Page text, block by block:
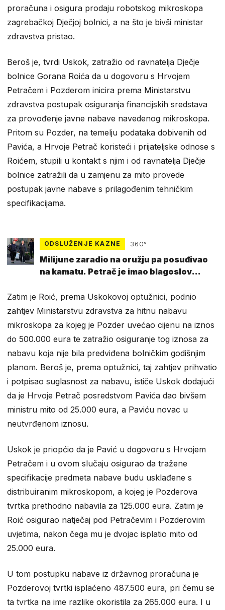
proračuna i osigura prodaju robotskog mikroskopa
zagrebačkoj Dječjoj bolnici, a na što je bivši ministar
zdravstva pristao.
Beroš je, tvrdi Uskok, zatražio od ravnatelja Dječje
bolnice Gorana Roića da u dogovoru s Hrvojem
Petračem i Pozderom inicira prema Ministarstvu
zdravstva postupak osiguranja financijskih sredstava
za provođenje javne nabave navedenog mikroskopa.
Pritom su Pozder, na temelju podataka dobivenih od
Pavića, a Hrvoje Petrač koristeći i prijateljske odnose s
Roićem, stupili u kontakt s njim i od ravnatelja Dječje
bolnice zatražili da u zamjenu za mito provede
postupak javne nabave s prilagođenim tehničkim
specifikacijama.
ODSLUŽENJE KAZNE 360°
Milijune zaradio na oružju pa posuđivao
na kamatu. Petrač je imao blagoslov
Zatim je Roić, prema Uskokovoj optužnici, podnio
zahtjev Ministarstvu zdravstva za hitnu nabavu
mikroskopa za kojeg je Pozder uvećao cijenu na iznos
do 500.000 eura te zatražio osiguranje tog iznosa za
nabavu koja nije bila predviđena bolničkim godišnjim
planom. Beroš je, prema optužnici, taj zahtjev prihvatio
i potpisao suglasnost za nabavu, ističe Uskok dodajući
da je Hrvoje Petrač posredstvom Pavića dao bivšem
ministru mito od 25.000 eura, a Paviću novac u
neutvrđenom iznosu.
Uskok je priopćio da je Pavić u dogovoru s Hrvojem
Petračem i u ovom slučaju osigurao da tražene
specifikacije predmeta nabave budu usklađene s
distribuiranim mikroskopom, a kojeg je Pozderova
tvrtka prethodno nabavila za 125.000 eura. Zatim je
Roić osigurao natječaj pod Petračevim i Pozderovim
uvjetima, nakon čega mu je dvojac isplatio mito od
25.000 eura.
U tom postupku nabave iz državnog proračuna je
Pozderovoj tvrtki isplaćeno 487.500 eura, pri čemu se
ta tvrtka na ime razlike okoristila za 265.000 eura. I u